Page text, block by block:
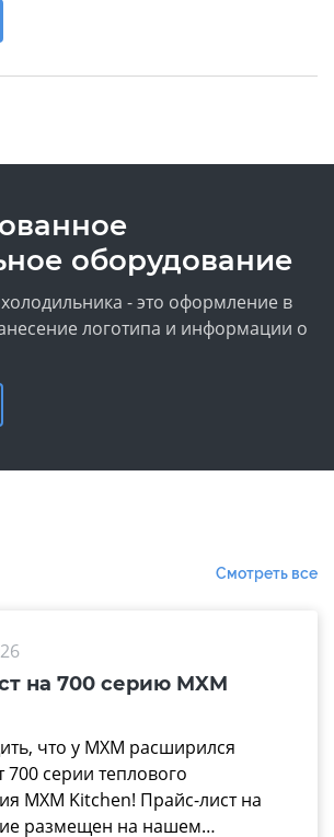
оборудование
- это оформление в
логотипа и информации о
Смотреть все
на 700 серию MXM
что у МХМ расширился
700 серии теплового
MXM Kitchen! Прайс-лист на
размещен на нашем